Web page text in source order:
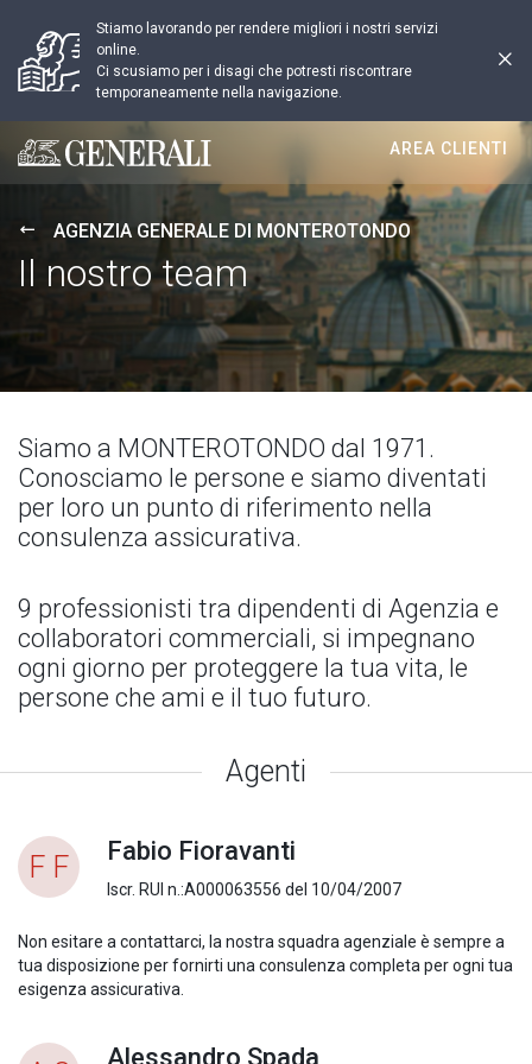
Stiamo lavorando per rendere migliori i nostri servizi
online.
Ci scusiamo per i disagi che potresti riscontrare
temporaneamente nella navigazione.
Generali logo
AREA CLIENTI
AGENZIA GENERALE DI MONTEROTONDO
Il nostro team
Siamo a MONTEROTONDO dal 1971.
Conosciamo le persone e siamo diventati
per loro un punto di riferimento nella
consulenza assicurativa.
9 professionisti tra dipendenti di Agenzia e
collaboratori commerciali, si impegnano
ogni giorno per proteggere la tua vita, le
persone che ami e il tuo futuro.
Agenti
F F Fabio Fioravanti
Iscr. RUI n.:A000063556 del 10/04/2007
Non esitare a contattarci, la nostra squadra agenziale è sempre a
tua disposizione per fornirti una consulenza completa per ogni tua
esigenza assicurativa.
Alessandro Spada